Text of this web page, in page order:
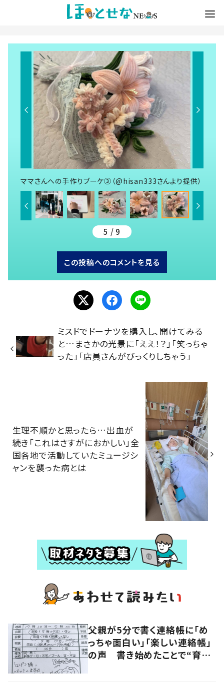
ママさんへの手作りブーケ③（@hisan333さんより提供）
5 / 9
この投稿へのコメントを見る
ミスドでドーナツを購入し、開けてみる
と…まさかの光景に「ええ！？」「笑っちゃ
った」「店員さんがびっくりしちゃう」
生理不順かと思ったら…出血が
続き「これはさすがにおかしい」全
国各地で活動していたミュージシ
ャンを襲った病とは
父親が5分で書く連絡帳に「め
っちゃ面白い」「楽しい連絡帳」
の声 書き始めたことで“育児